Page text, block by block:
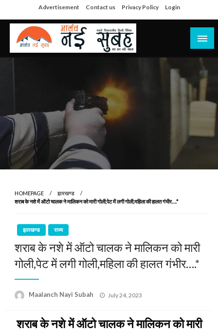
to
content
Advertisement Contact us Privacy Policy Login
मालंच नई सुबह
सच हार नही सकता
HOMEPAGE
झारखण्ड
शराब के नशे में ऑटो चालक ने मालिकन को मारी गोली,पेट में लगी गोली,महिला की हालत गंभीर….*
झारखण्ड राज्य
शराब के नशे में ऑटो चालक ने मालिकन को मारी
गोली,पेट में लगी गोली,महिला की हालत गंभीर….*
Maalanch Nayi Subah
Posted
July 24, 2023
शराब के नशे में ऑटो चालक ने मालिकन को मारी